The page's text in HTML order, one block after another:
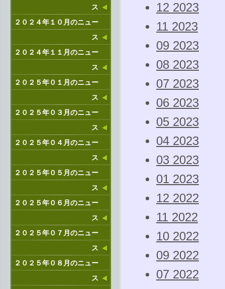
ス
２０２４年１０月のニュー
ス
２０２４年１１月のニュー
ス
２０２５年０１月のニュー
ス
２０２５年０３月のニュー
ス
２０２５年０４月のニュー
ス
２０２５年０５月のニュー
ス
２０２５年０６月のニュー
ス
２０２５年０７月のニュー
ス
２０２５年０８月のニュー
ス
12 2023
11 2023
09 2023
08 2023
07 2023
06 2023
05 2023
04 2023
03 2023
01 2023
12 2022
11 2022
10 2022
09 2022
07 2022